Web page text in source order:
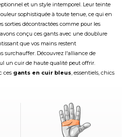
et un style intemporel. Leur teinte
sophistiquée à toute tenue, ce qui en
sorties décontractées comme pour les
conçu ces gants avec une doublure
que vos mains restent
surchauffer. Découvrez l'alliance de
un cuir de haute qualité peut offrir.
ces gants en cuir bleus, essentiels, chics